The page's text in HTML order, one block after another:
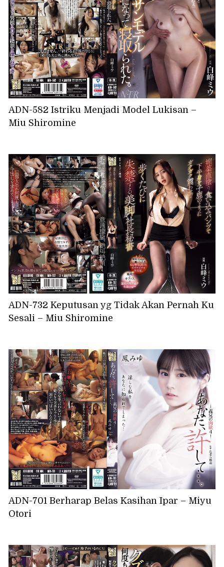
ADN-582 Istriku Menjadi Model Lukisan –
Miu Shiromine
ADN-732 Keputusan yg Tidak Akan Pernah Ku
Sesali – Miu Shiromine
ADN-701 Berharap Belas Kasihan Ipar – Miyu
Otori